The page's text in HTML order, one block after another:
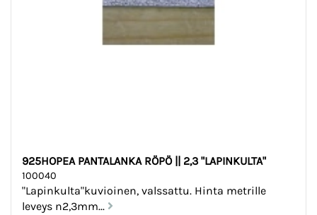
925HOPEA PANTALANKA RÖPÖ || 2,3 "LAPINKULTA"
100040
"Lapinkulta"kuvioinen, valssattu. Hinta metrille
leveys n2,3mm...